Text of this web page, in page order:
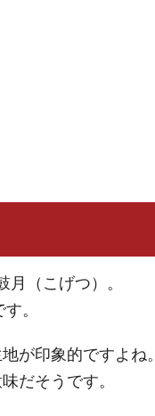
（こげつ）。
。
が印象的ですよね。
だそうです。